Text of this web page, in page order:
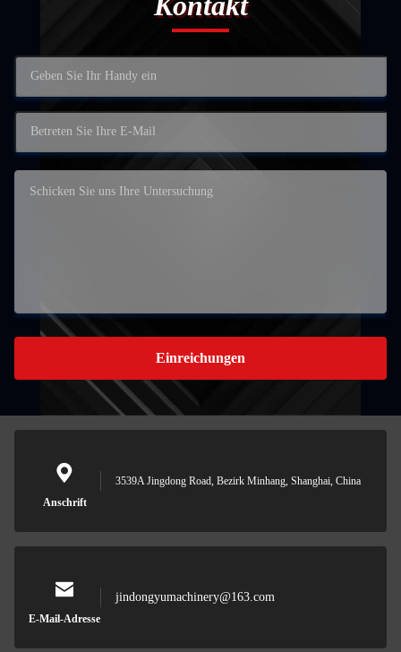
Einreichungen
Anschrift
3539A Jingdong Road, Bezirk Minhang, Shanghai, China
E-Mail-Adresse
jindongyumachinery@163.com